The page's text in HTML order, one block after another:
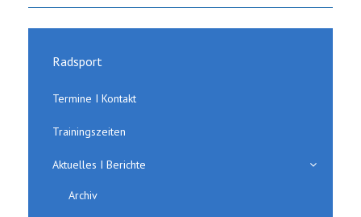
Radsport
Termine I Kontakt
Trainingszeiten
Aktuelles I Berichte
Archiv